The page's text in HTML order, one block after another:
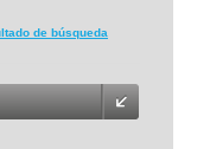
de búsqueda